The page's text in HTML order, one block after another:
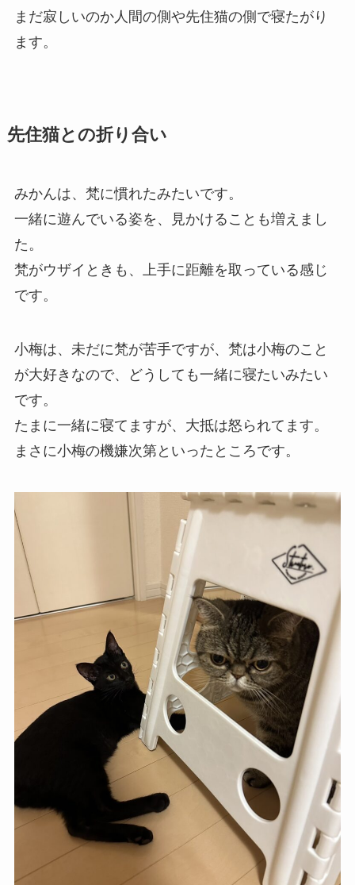
まだ寂しいのか人間の側や先住猫の側で寝たがり
ます。
先住猫との折り合い
みかんは、梵に慣れたみたいです。
一緒に遊んでいる姿を、見かけることも増えまし
た。
梵がウザイときも、上手に距離を取っている感じ
です。
小梅は、未だに梵が苦手ですが、梵は小梅のこと
が大好きなので、どうしても一緒に寝たいみたい
です。
たまに一緒に寝てますが、大抵は怒られてます。
まさに小梅の機嫌次第といったところです。